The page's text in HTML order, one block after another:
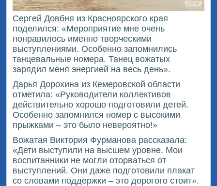
Сергей Довбня из Красноярского края
поделился: «Мероприятие мне очень
понравилось именно творческими
выступлениями. Особенно запомнились
танцевальные номера. Танец вожатых
зарядил меня энергией на весь день».
Дарья Дорохина из Кемеровской области
отметила: «Руководители коллективов
действительно хорошо подготовили детей.
Особенно запомнился номер с высокими
прыжками – это было невероятно!»
Вожатая Виктория Фурманова рассказала:
«Дети выступили на высшем уровне. Мои
воспитанники не могли оторваться от
выступлений. Они даже подготовили плакат
со словами поддержки – это дорогого стоит».